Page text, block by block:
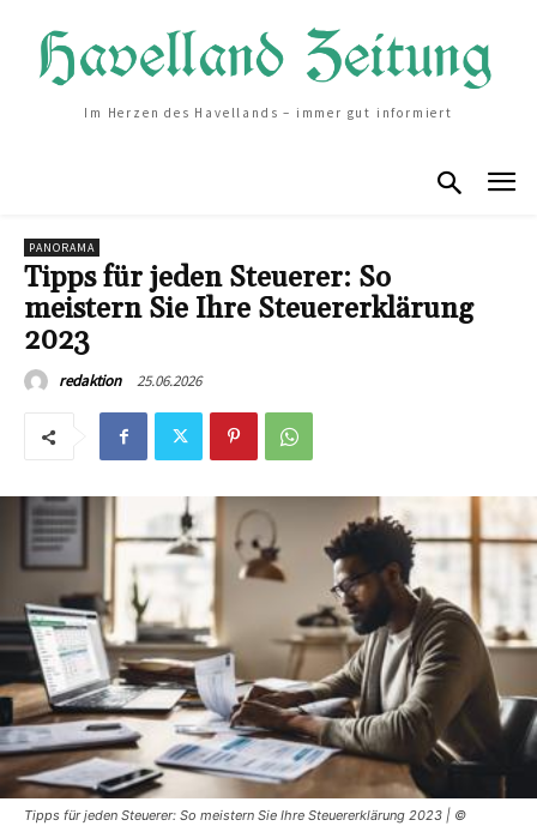
Im Herzen des Havellands – immer gut informiert
PANORAMA
Tipps für jeden Steuerer: So
meistern Sie Ihre Steuererklärung
2023
redaktion 25.06.2026
Tipps für jeden Steuerer: So meistern Sie Ihre Steuererklärung 2023 | ©